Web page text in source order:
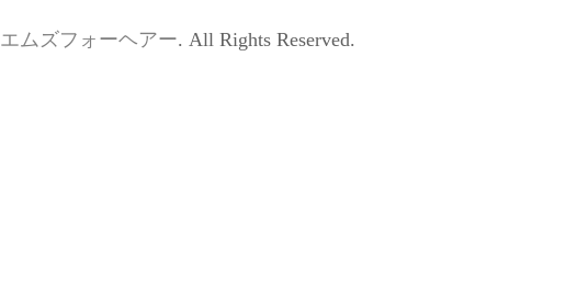
エムズフォーヘアー. All Rights Reserved.